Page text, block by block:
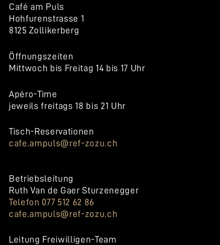
Café am Puls
Hohfurenstrasse 1
8125 Zollikerberg
Öffnungszeiten
Mittwoch bis Freitag 14 bis 17 Uhr
Apéro-Time
jeweils freitags 18 bis 21 Uhr
Tisch-Reservationen
cafe.ampuls@ref-zozu.ch
Betriebsleitung
Ruth Van de Gaer Sturzenegger
Telefon 077 512 62 86
cafe.ampuls@ref-zozu.ch
Leitung Freiwilligen-Team